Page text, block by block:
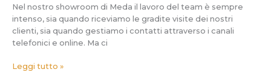
Nel nostro showroom di Meda il lavoro del team è sempre
intenso, sia quando riceviamo le gradite visite dei nostri
clienti, sia quando gestiamo i contatti attraverso i canali
telefonici e online. Ma ci
Leggi tutto »